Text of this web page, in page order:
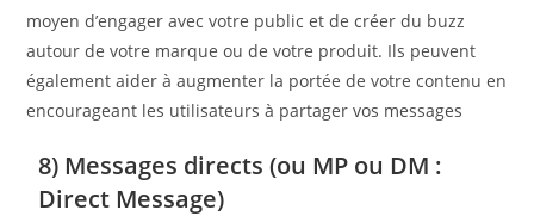
moyen d’engager avec votre public et de créer du buzz
autour de votre marque ou de votre produit. Ils peuvent
également aider à augmenter la portée de votre contenu en
encourageant les utilisateurs à partager vos messages
8) Messages directs (ou MP ou DM :
Direct Message)